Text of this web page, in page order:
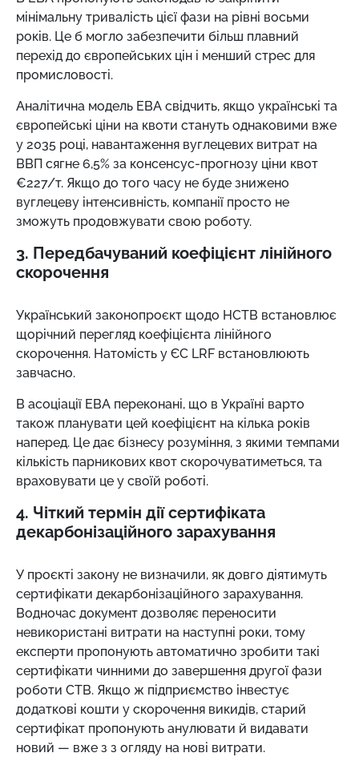
мінімальну тривалість цієї фази на рівні восьми
років. Це б могло забезпечити більш плавний
перехід до європейських цін і менший стрес для
промисловості.
Аналітична модель ЕВА свідчить, якщо українські та
європейські ціни на квоти стануть однаковими вже
у 2035 році, навантаження вуглецевих витрат на
ВВП сягне 6,5% за консенсус-прогнозу ціни квот
€227/т. Якщо до того часу не буде знижено
вуглецеву інтенсивність, компанії просто не
зможуть продовжувати свою роботу.
3. Передбачуваний коефіцієнт лінійного
скорочення
Український законопроєкт щодо НСТВ встановлює
щорічний перегляд коефіцієнта лінійного
скорочення. Натомість у ЄС LRF встановлюють
завчасно.
В асоціації ЕВА переконані, що в Україні варто
також планувати цей коефіцієнт на кілька років
наперед. Це дає бізнесу розуміння, з якими темпами
кількість парникових квот скорочуватиметься, та
враховувати це у своїй роботі.
4. Чіткий термін дії сертифіката
декарбонізаційного зарахування
У проєкті закону не визначили, як довго діятимуть
сертифікати декарбонізаційного зарахування.
Водночас документ дозволяє переносити
невикористані витрати на наступні роки, тому
експерти пропонують автоматично зробити такі
сертифікати чинними до завершення другої фази
роботи СТВ. Якщо ж підприємство інвестує
додаткові кошти у скорочення викидів, старий
сертифікат пропонують анулювати й видавати
новий — вже з з огляду на нові витрати.